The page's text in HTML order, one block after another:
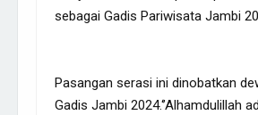
sebagai Gadis Pariwisata Jambi
Pasangan serasi ini dinobatkan
Gadis Jambi 2024.‘’Alhamdulillah